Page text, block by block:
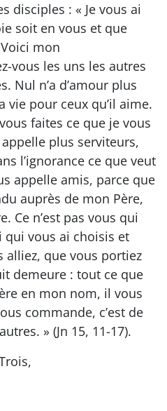
disciples : « Je vous ai
soit en vous et que
mon
vous les uns les autres
Nul n’a d’amour plus
vie pour ceux qu’il aime.
faites ce que je vous
plus serviteurs,
l’ignorance ce que veut
appelle amis, parce que
auprès de mon Père,
Ce n’est pas vous qui
qui vous ai choisis et
alliez, que vous portiez
demeure : tout ce que
en mon nom, il vous
commande, c’est de
» (Jn 15, 11-17).